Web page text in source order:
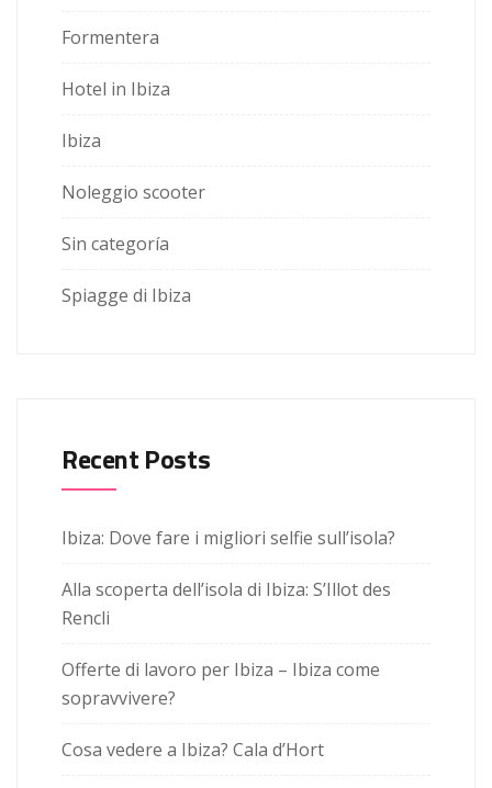
Formentera
Hotel in Ibiza
Ibiza
Noleggio scooter
Sin categoría
Spiagge di Ibiza
Recent Posts
Ibiza: Dove fare i migliori selfie sull’isola?
Alla scoperta dell’isola di Ibiza: S’Illot des
Rencli
Offerte di lavoro per Ibiza – Ibiza come
sopravvivere?
Cosa vedere a Ibiza? Cala d’Hort